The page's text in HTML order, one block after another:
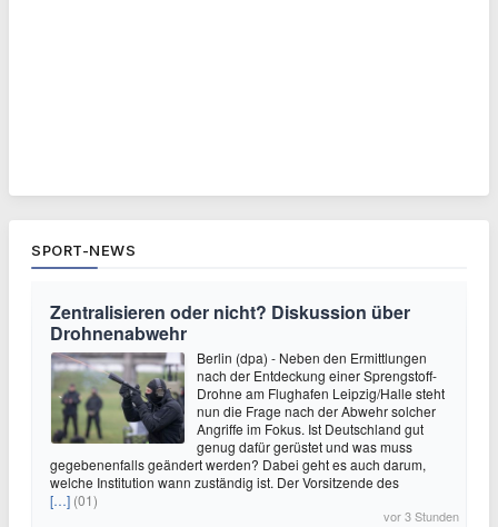
SPORT-NEWS
Zentralisieren oder nicht? Diskussion über
Drohnenabwehr
Berlin (dpa) - Neben den Ermittlungen
nach der Entdeckung einer Sprengstoff-
Drohne am Flughafen Leipzig/Halle steht
nun die Frage nach der Abwehr solcher
Angriffe im Fokus. Ist Deutschland gut
genug dafür gerüstet und was muss
gegebenenfalls geändert werden? Dabei geht es auch darum,
welche Institution wann zuständig ist. Der Vorsitzende des
[…] (01)
vor 3 Stunden